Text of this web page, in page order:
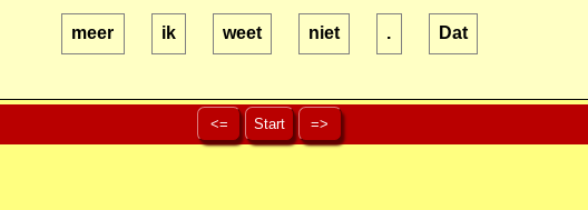
meer ik weet niet . Dat
<= Start =>